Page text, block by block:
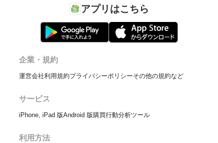
アプリはこちら
企業・規約
運営会社利用規約プライバシーポリシーその他の規約など
サービス
iPhone, iPad 版Android 版購買行動分析ツール
利用方法